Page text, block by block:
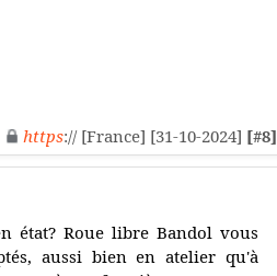
https:// [France] [31-10-2024] [#8]
état? Roue libre Bandol vous
aussi bien en atelier qu'à